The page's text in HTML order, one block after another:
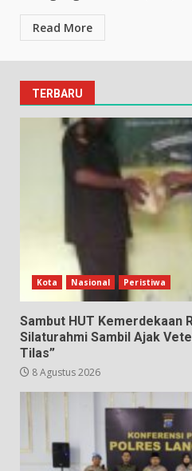
Read More
TERBARU
Kota Nasional Peristiwa
Sambut HUT Kemerdekaan
Silaturahmi Sambil Ajak
Tilas”
8 Agustus 2026